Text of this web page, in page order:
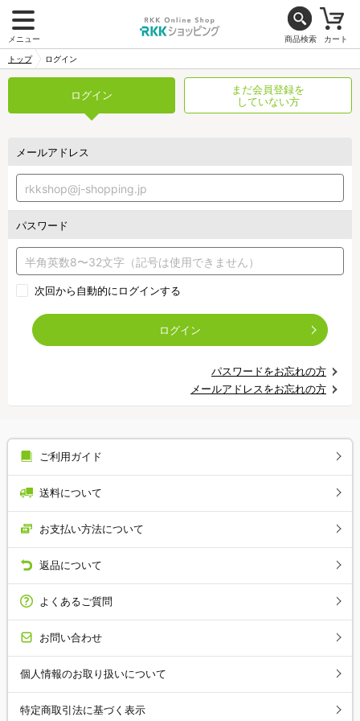
メニュー 商品検索 カート
トップ ログイン
ログイン
まだ会員登録を
していない方
メールアドレス
パスワード
次回から自動的にログインする
ログイン
パスワードをお忘れの方
メールアドレスをお忘れの方
ご利用ガイド
送料について
お支払い方法について
返品について
よくあるご質問
お問い合わせ
個人情報のお取り扱いについて
特定商取引法に基づく表示